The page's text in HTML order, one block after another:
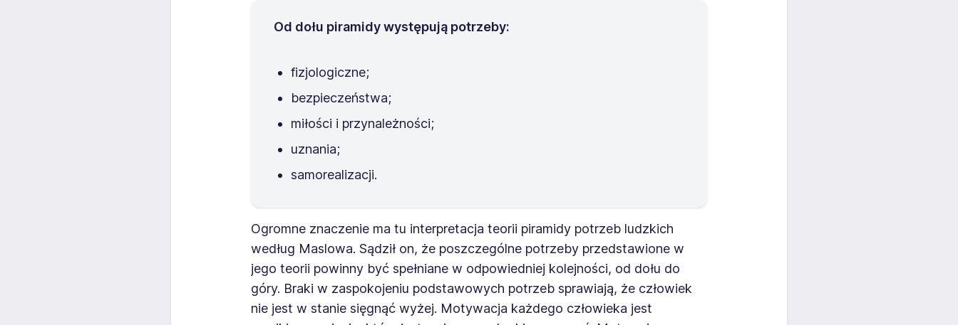
Od dołu piramidy występują potrzeby:
fizjologiczne;
bezpieczeństwa;
miłości i przynależności;
uznania;
samorealizacji.
Ogromne znaczenie ma tu interpretacja teorii piramidy potrzeb ludzkich
według Maslowa. Sądził on, że poszczególne potrzeby przedstawione w
jego teorii powinny być spełniane w odpowiedniej kolejności, od dołu do
góry. Braki w zaspokojeniu podstawowych potrzeb sprawiają, że człowiek
nie jest w stanie sięgnąć wyżej. Motywacja każdego człowieka jest